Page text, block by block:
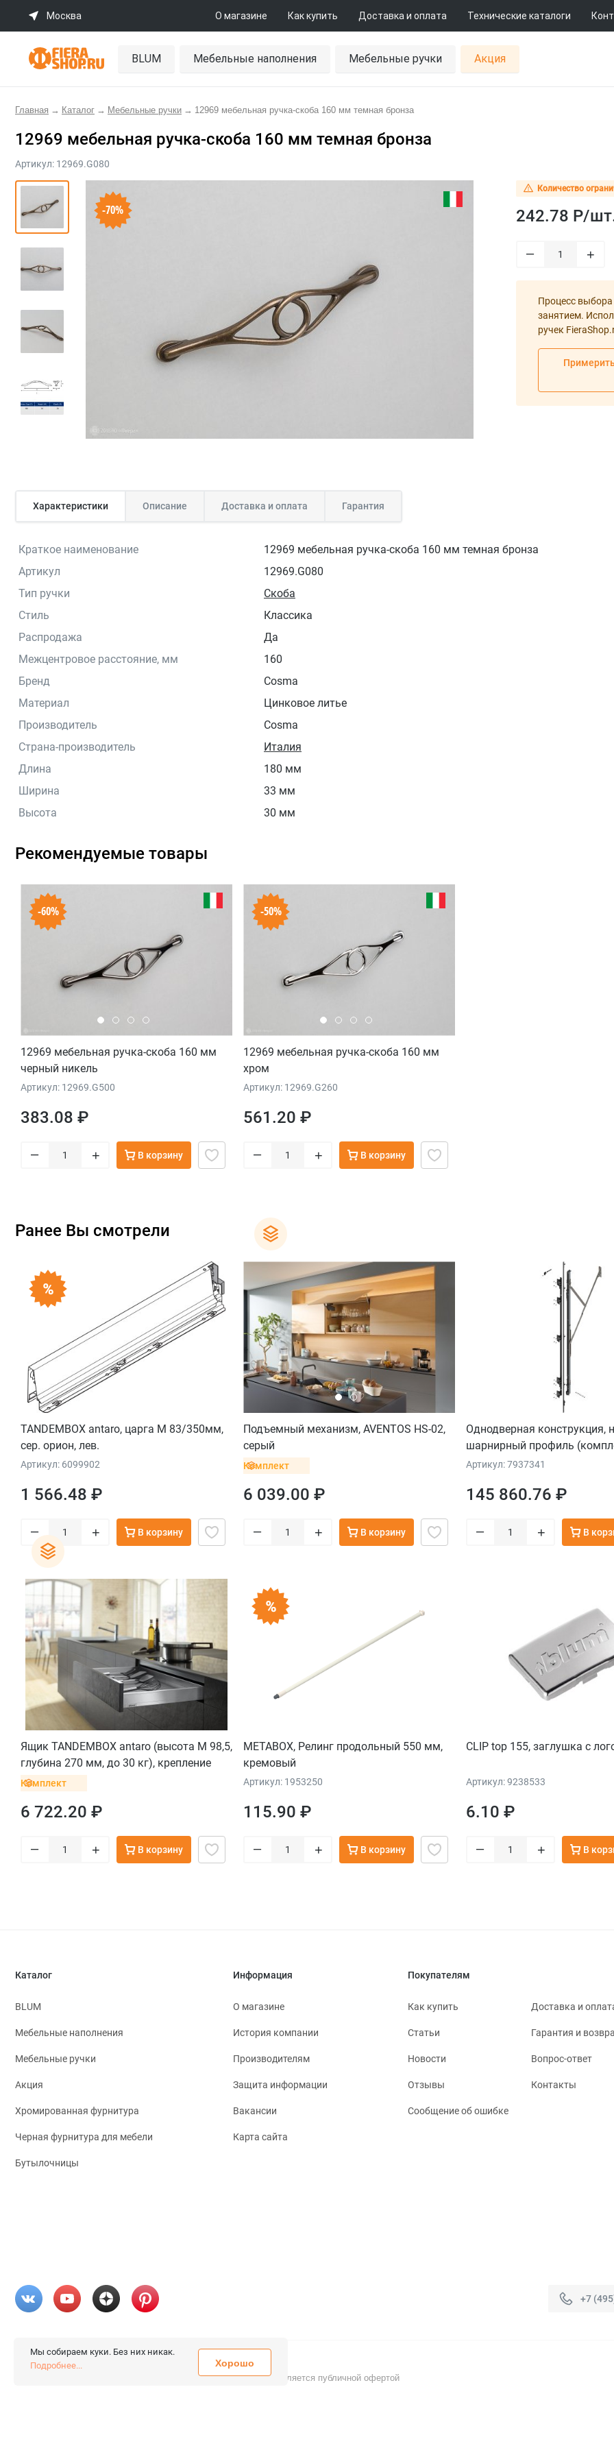
Москва О магазине Как купить Доставка и оплата Технические каталоги
BLUM Мебельные наполнения Мебельные ручки Акция
Главная → Каталог → Мебельные ручки → 12969 мебельная ручка-скоба 160 мм темная бронза
12969 мебельная ручка-скоба 160 мм темная бронза
Артикул: 12969.G080
-70%
Количество
242.78 Р/
– +
Процесс
занятием.
ручек
Характеристики Описание Доставка и оплата Гарантия
Краткое наименование
12969 мебельная ручка-скоба 160 мм темная бронза
Артикул
12969.G080
Тип ручки
Скоба
Стиль
Классика
Распродажа
Да
Межцентровое расстояние, мм
160
Бренд
Cosma
Материал
Цинковое литье
Производитель
Cosma
Страна-производитель
Италия
Длина
180 мм
Ширина
33 мм
Высота
30 мм
Рекомендуемые товары
-60%
12969 мебельная ручка-скоба 160 мм
черный никель
Артикул: 12969.G500
383.08 ₽
– + В корзину
-50%
12969 мебельная ручка-скоба 160 мм
хром
Артикул: 12969.G260
561.20 ₽
– + В корзину
Ранее Вы смотрели
TANDEMBOX antaro, царга M 83/350мм,
сер. орион, лев.
Артикул: 6099902
1 566.48 ₽
– + В корзину
Подъемный механизм, AVENTOS HS-02,
серый
Комплект
6 039.00 ₽
– + В корзину
Однодверная конструкция,
шарнирный профиль
ON, высота дверного
Артикул: 7937341
145 860.76 ₽
– + В
Ящик TANDEMBOX antaro (высота M 98,5,
глубина 270 мм, до 30 кг), крепление
саморезы, нержавеющая сталь
Комплект
6 722.20 ₽
– + В корзину
METABOX, Релинг продольный 550 мм,
кремовый
Артикул: 1953250
115.90 ₽
– + В корзину
CLIP top 155, заглушка с
Артикул: 9238533
6.10 ₽
– + В
Каталог
BLUM
Мебельные наполнения
Мебельные ручки
Акция
Хромированная фурнитура
Черная фурнитура для мебели
Бутылочницы
Информация
О магазине
История компании
Производителям
Защита информации
Вакансии
Карта сайта
Покупателям
Как купить Доставка и
Статьи Гарантия и
Новости Вопрос-ответ
Отзывы Контакты
Сообщение об ошибке
+7
© 2026 «FieraShop.ru»
Все права защищены.Не является публичной офертой
Мы собираем куки. Без них никак.
Подробнее...
Хорошо